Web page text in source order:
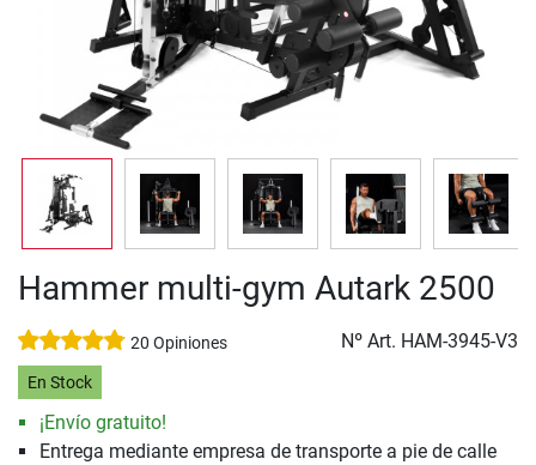
Hammer multi-gym Autark 2500
20 Opiniones Nº Art. HAM-3945-V3
En Stock
¡Envío gratuito!
Entrega mediante empresa de transporte a pie de calle